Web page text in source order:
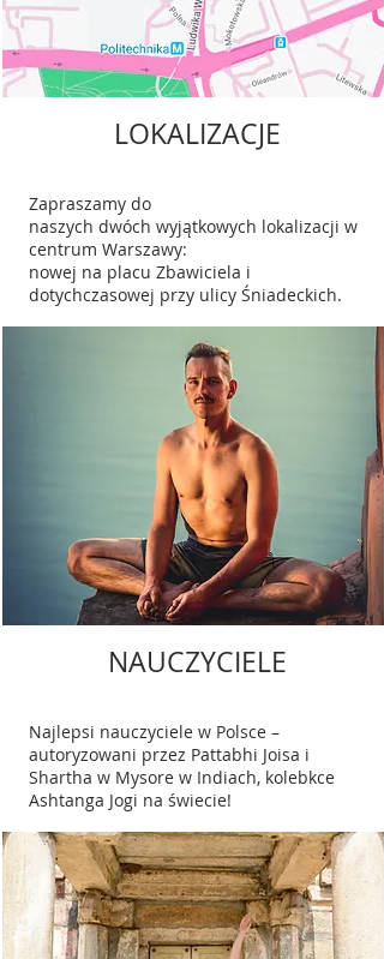
LOKALIZACJE
Zapraszamy do
naszych dwóch wyjątkowych lokalizacji w
centrum Warszawy:
nowej na placu Zbawiciela i
dotychczasowej przy ulicy Śniadeckich.
NAUCZYCIELE
Najlepsi nauczyciele w Polsce –
autoryzowani przez Pattabhi Joisa i
Shartha w Mysore w Indiach, kolebkce
Ashtanga Jogi na świecie!